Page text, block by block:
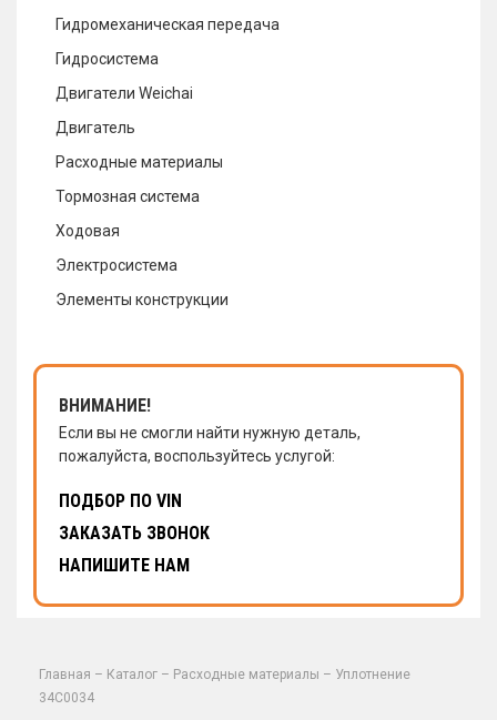
Гидромеханическая передача
Гидросистема
Двигатели Weichai
Двигатель
Расходные материалы
Тормозная система
Ходовая
Электросистема
Элементы конструкции
ВНИМАНИЕ!
Если вы не смогли найти нужную деталь,
пожалуйста, воспользуйтесь услугой:
ПОДБОР ПО VIN
ЗАКАЗАТЬ ЗВОНОК
НАПИШИТЕ НАМ
Главная – Каталог – Расходные материалы – Уплотнение
34С0034